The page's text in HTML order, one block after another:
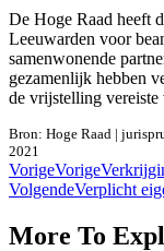
De Hoge Raad heeft
Leeuwarden voor
samenwonende
gezamenlijk hebben
de vrijstelling
Bron: Hoge Raad |
2021
VorigeVorige
VolgendeVerplicht
More To